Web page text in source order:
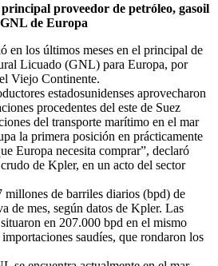
proveedor de petróleo, gasoil
de Europa
en los últimos meses en el principal de
Licuado (GNL) para Europa, por
Viejo Continente.
estadosunidenses aprovecharon
procedentes del este de Suez
del transporte marítimo en el mar
la primera posición en prácticamente
Europa necesita comprar”, declaró
de Kpler, en un acto del sector
de barriles diarios (bpd) de
de mes, según datos de Kpler. Las
en 207.000 bpd en el mismo
saudíes, que rondaron los